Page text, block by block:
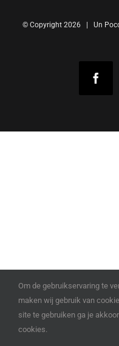
© Copyright 2026 | Un
Om de gebruikservaring te
maken wij gebruik van
site te gebruiken ga je
cookies.